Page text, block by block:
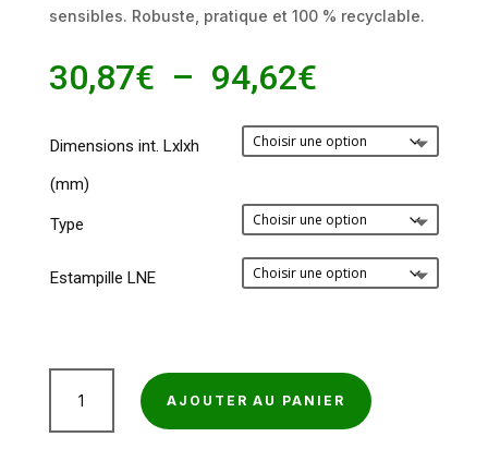
sensibles. Robuste, pratique et 100 % recyclable.
30,87€ – 94,62€Plage
prix :
30,87€
à
94,62€
Dimensions int. Lxlxh
(mm)
Type
Estampille LNE
AJOUTER AU PANIER